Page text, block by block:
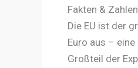
Fakten & Zahlen
Die EU ist der
Euro aus –
Großteil der